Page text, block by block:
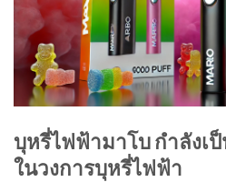
บุหรี่ไฟฟ้ามาโบ กำลังเ
ในวงการบุหรี่ไฟฟ้า